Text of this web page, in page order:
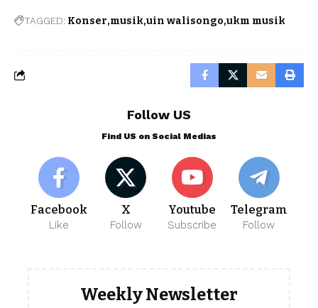
TAGGED: Konser musik uin walisongo ukm musik
Follow US
Find US on Social Medias
Facebook
Like
X
Follow
Youtube
Subscribe
Telegram
Follow
Weekly Newsletter